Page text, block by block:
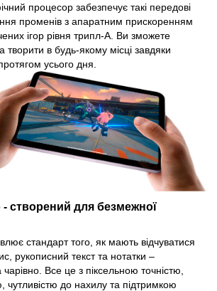
процесор забезпечує такі передові
променів з апаратним прискоренням
ігор рівня трипл-А. Ви зможете
творити в будь-якому місці завдяки
усього дня.
створений для безмежної
стандарт того, як мають відчуватися
рукописний текст та нотатки –
чарівно. Все це з піксельною точністю,
чутливістю до нахилу та підтримкою